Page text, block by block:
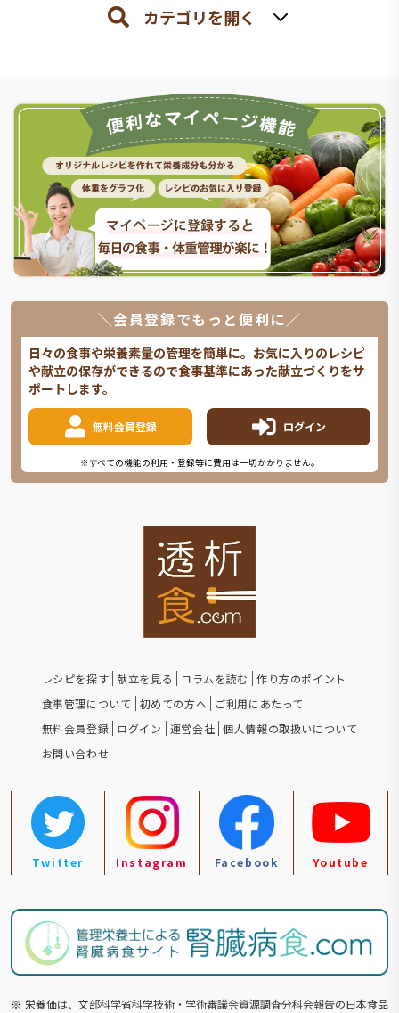
カテゴリを開く
＼会員登録でもっと便利に／
日々の食事や栄養素量の管理を簡単に。お気に入りのレシピ
や献立の保存ができるので食事基準にあった献立づくりをサ
ポートします。
無料会員登録 ログイン
※すべての機能の利用・登録等に費用は一切かかりません。
レシピを探す 献立を見る コラムを読む
作り方のポイント
食事管理について
初めての方へ
ご利用にあたって
無料会員登録 ログイン 運営会社 個人情報の取扱いについて
お問い合わせ
Twitter Instagram Facebook Youtube
※ 栄養価は、文部科学省科学技術・学術審議会資源調査分科会報告の⽇本食品